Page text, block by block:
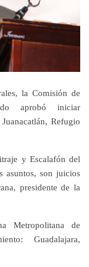
la Comisión de
aprobó iniciar
Refugio
y Escalafón del
asuntos, son juicios
presidente de la
Metropolitana de
Guadalajara,